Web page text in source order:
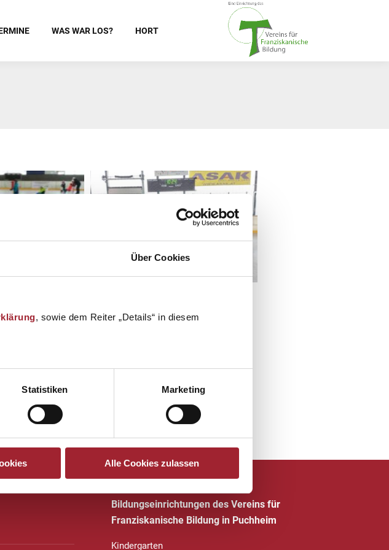
Über Cookies
, sowie dem Reiter „Details“ in diesem
Statistiken Marketing
Alle Cookies zulassen
WAS WAR LOS? HORT
Bildungseinrichtungen des Vereins für
Franziskanische Bildung in Puchheim
Kindergarten